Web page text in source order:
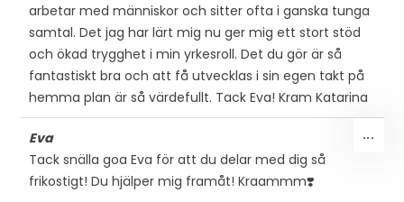
arbetar med människor och sitter ofta i ganska tunga
samtal. Det jag har lärt mig nu ger mig ett stort stöd
och ökad trygghet i min yrkesroll. Det du gör är så
fantastiskt bra och att få utvecklas i sin egen takt på
hemma plan är så värdefullt. Tack Eva! Kram Katarina
Eva
Tack snälla goa Eva för att du delar med dig så
frikostigt! Du hjälper mig framåt! Kraammm❣️
...